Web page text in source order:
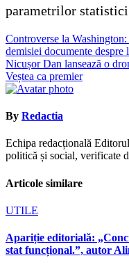
parametrilor statistici
Navigare
în
articole
Controverse la
demisiei documente
Nicușor Dan lansează o
Veștea ca premier
By Redactia
Echipa redacțională
politică și social, verificate
Articole similare
UTILE
Apariție editorială:
stat funcțional.”, autor